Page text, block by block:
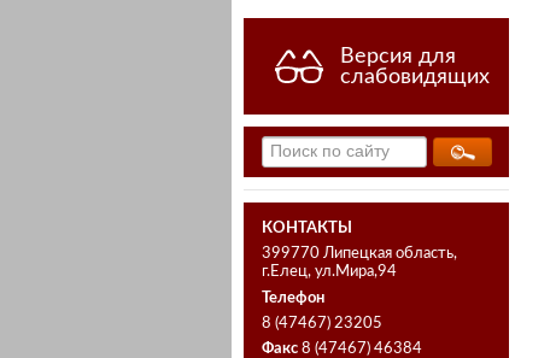
Версия для
слабовидящих
КОНТАКТЫ
399770 Липецкая область,
г.Елец, ул.Мира,94
Телефон
8 (47467) 23205
Факс 8 (47467) 46384